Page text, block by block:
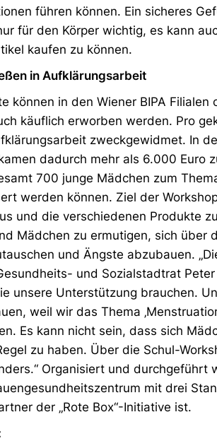
führen können. Ein sicheres
für den Körper wichtig, es kann
kaufen zu können.
in Aufklärungsarbeit
können in den Wiener BIPA Filialen
käuflich erworben werden. Pro
zweckgewidmet. In
dadurch mehr als 6.000 Euro
700 junge Mädchen zum
werden können. Ziel der
und die verschiedenen Produkte
Mädchen zu ermutigen, sich über
und Ängste abzubauen.
und Sozialstadtrat
unsere Unterstützung brauchen.
weil wir das Thema
Es kann nicht sein, dass sich
zu haben. Über die Schul-
Organisiert und durchgeführt
mit drei
der „Rote Box“-Initiative ist.